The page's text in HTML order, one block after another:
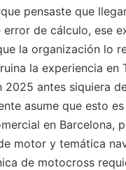
pensaste que
error de cálculo, ese
la organización lo
la experiencia en
2025 antes siquiera
asume que esto
en Barcelona,
motor y temática
de motocross